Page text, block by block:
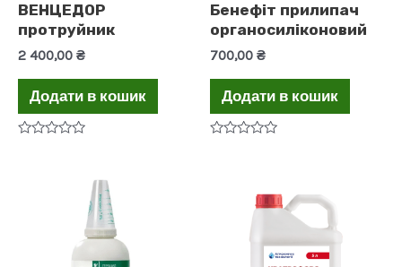
ВЕНЦЕДОР
протруйник
2 400,00 ₴
Додати в кошик
Бенефіт прилипач
органосиліконовий
700,00 ₴
Додати в кошик